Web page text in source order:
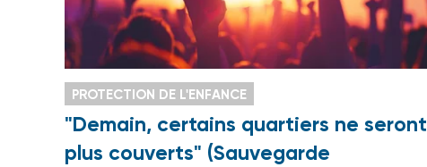
PROTECTION DE L'ENFANCE
"Demain, certains quartiers ne seront
plus couverts" (Sauvegarde